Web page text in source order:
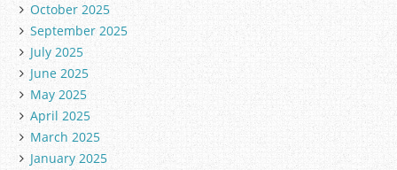
October 2025
September 2025
July 2025
June 2025
May 2025
April 2025
March 2025
January 2025